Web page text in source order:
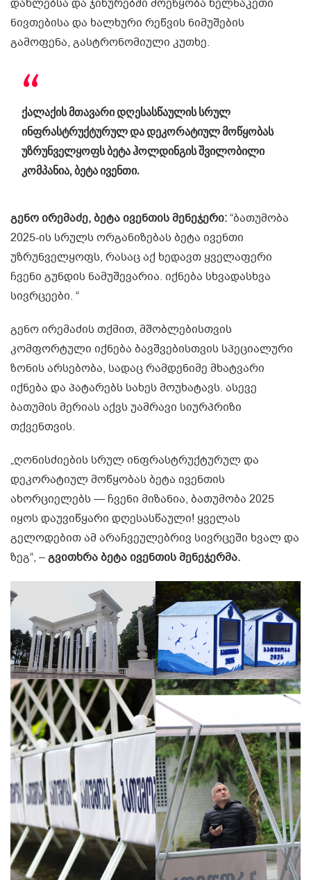
დახლებსა და ჯიხურებში მოეწყობა ხელნაკეთი
ნივთებისა და ხალხური რეწვის ნიმუშების
გამოფენა, გასტრონომიული კუთხე.
ქალაქის მთავარი დღესასწაულის სრულ
ინფრასტრუქტურულ და დეკორატიულ მოწყობას
უზრუნველყოფს ბეტა ჰოლდინგის შვილობილი
კომპანია, ბეტა ივენთი.
გენო ირემაძე, ბეტა ივენთის მენეჯერი:“ბათუმობა
2025-ის სრულს ორგანიზებას ბეტა ივენთი
უზრუნველყოფს, რასაც აქ ხედავთ ყველაფერი
ჩვენი გუნდის ნამუშევარია. იქნება სხვადასხვა
სივრცეები. “
გენო ირემაძის თქმით, მშობლებისთვის
კომფორტული იქნება ბავშვებისთვის სპეციალური
ზონის არსებობა, სადაც რამდენიმე მხატვარი
იქნება და პატარებს სახეს მოუხატავს. ასევე
ბათუმის მერიას აქვს უამრავი სიურპრიზი
თქვენთვის.
„ღონისძიების სრულ ინფრასტრუქტურულ და
დეკორატიულ მოწყობას ბეტა ივენთის
ახორციელებს — ჩვენი მიზანია, ბათუმობა 2025
იყოს დაუვიწყარი დღესასწაული! ყველას
გელოდებით ამ არაჩვეულებრივ სივრცეში ხვალ და
ზეგ“, –გვითხრა ბეტა ივენთის მენეჯერმა.